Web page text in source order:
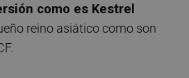
como es Kestrel
reino asiático como son